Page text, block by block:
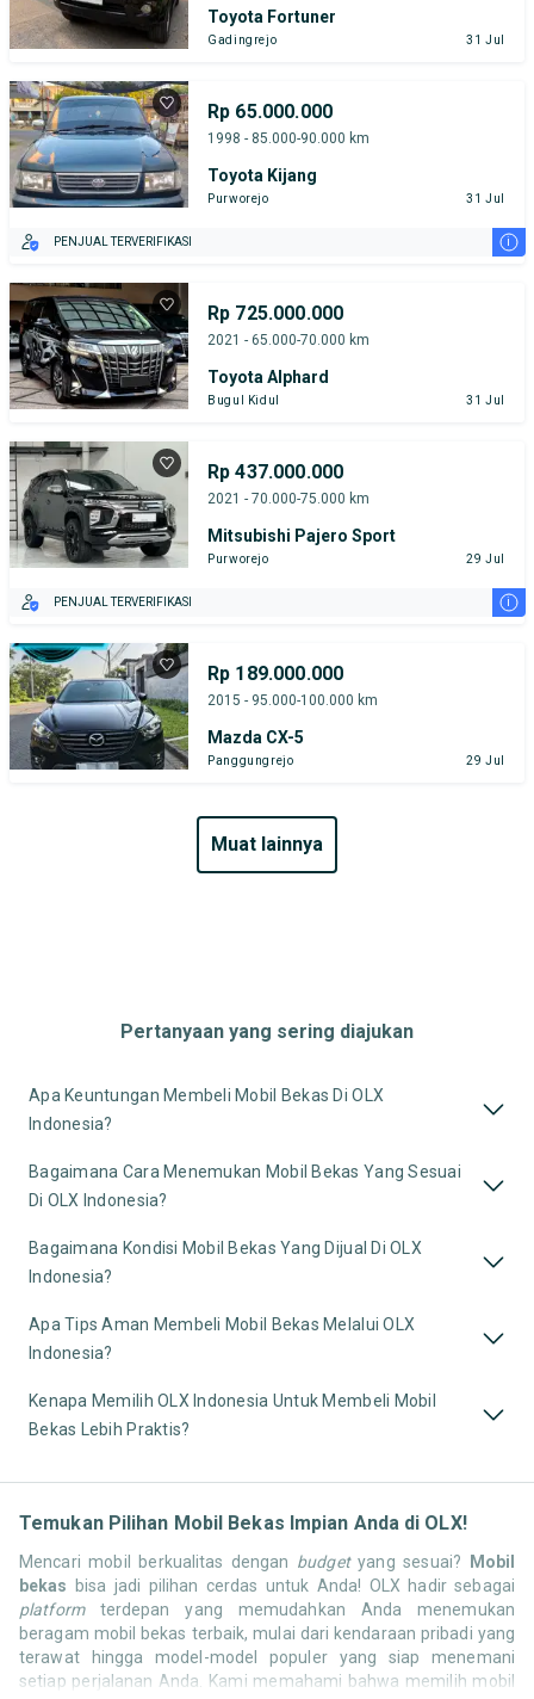
Toyota Fortuner
Gadingrejo 31 Jul
Rp 65.000.000
1998 - 85.000-90.000 km
Toyota Kijang
Purworejo 31 Jul
PENJUAL TERVERIFIKASI i
Rp 725.000.000
2021 - 65.000-70.000 km
Toyota Alphard
Bugul Kidul 31 Jul
Rp 437.000.000
2021 - 70.000-75.000 km
Mitsubishi Pajero Sport
Purworejo 29 Jul
PENJUAL TERVERIFIKASI i
Rp 189.000.000
2015 - 95.000-100.000 km
Mazda CX-5
Panggungrejo 29 Jul
muat lainnya
Pertanyaan yang sering diajukan
Apa Keuntungan Membeli Mobil Bekas Di OLX
Indonesia?
Bagaimana Cara Menemukan Mobil Bekas Yang Sesuai
Di OLX Indonesia?
Bagaimana Kondisi Mobil Bekas Yang Dijual Di OLX
Indonesia?
Apa Tips Aman Membeli Mobil Bekas Melalui OLX
Indonesia?
Kenapa Memilih OLX Indonesia Untuk Membeli Mobil
Bekas Lebih Praktis?
Temukan Pilihan Mobil Bekas Impian Anda di OLX!
Mencari mobil berkualitas dengan budgetyang sesuai? Mobil
bekas bisa jadi pilihan cerdas untuk Anda! OLX hadir sebagai
platformterdepan yang memudahkan Anda menemukan
beragam mobil bekas terbaik, mulai dari kendaraan pribadi yang
terawat hingga model-model populer yang siap menemani
setiap perjalanan Anda. Kami memahami bahwa memilih mobil